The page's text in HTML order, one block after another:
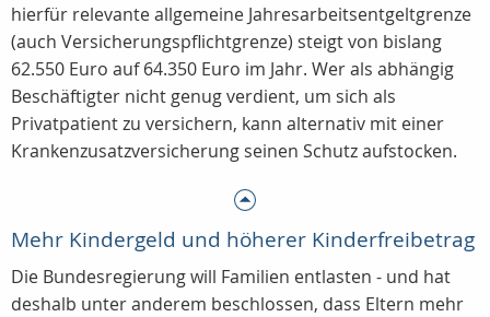
hierfür relevante allgemeine Jahresarbeitsentgeltgrenze
(auch Versicherungspflichtgrenze) steigt von bislang
62.550 Euro auf 64.350 Euro im Jahr. Wer als abhängig
Beschäftigter nicht genug verdient, um sich als
Privatpatient zu versichern, kann alternativ mit einer
Krankenzusatzversicherung seinen Schutz aufstocken.
Mehr Kindergeld und höherer Kinderfreibetrag
Die Bundesregierung will Familien entlasten - und hat
deshalb unter anderem beschlossen, dass Eltern mehr